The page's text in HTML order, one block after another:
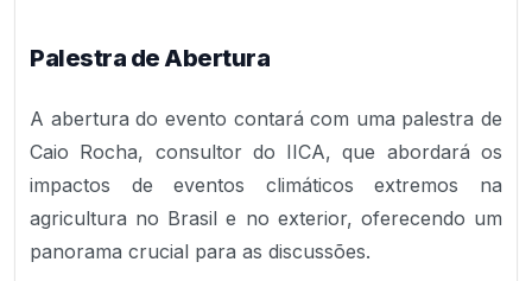
Palestra de Abertura
A abertura do evento contará com uma palestra de
Caio Rocha, consultor do IICA, que abordará os
impactos de eventos climáticos extremos na
agricultura no Brasil e no exterior, oferecendo um
panorama crucial para as discussões.